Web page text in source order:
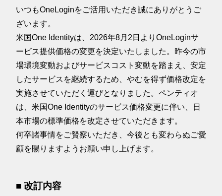
いつもOneLoginをご活用いただき誠にありがとうご
ざいます。
米国One Identityは、2026年8月2日よりOneLoginサ
ービス提供価格の変更を決定いたしました。昨今の市
場環境変動およびサービスコスト変動を踏まえ、安定
したサービスを継続するため、やむを得ず価格改定を
実施させていただく運びとなりました。ペンティオ
は、米国One Identityのサービス価格変更に伴い、日
本市場の標準価格を改定させていただきます。
何卒諸事情をご賢察いただき、今後とも変わらぬご愛
顧を賜りますようお願い申し上げます。
■ 改訂内容